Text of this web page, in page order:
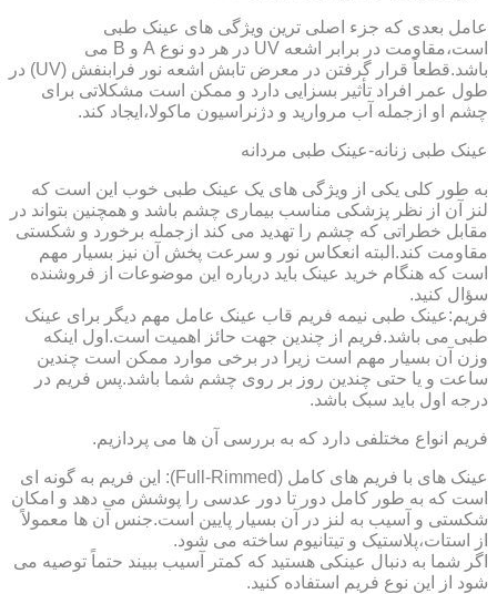
عامل بعدی که جزء اصلی ترین ویژگی های عینک طبی
است،مقاومت در برابر اشعه UV در هر دو نوع A و B می
باشد.قطعاً قرار گرفتن در معرض تابش اشعه نور فرابنفش (UV) در
طول عمر افراد تأثیر بسزایی دارد و ممکن است مشکلاتی برای
چشم او ازجمله آب مروارید و دژنراسیون ماکولا،ایجاد کند.
عینک طبی زنانه-عینک طبی مردانه
به طور کلی یکی از ویژگی های یک عینک طبی خوب این است که
لنز آن از نظر پزشکی مناسب بیماری چشم باشد و همچنین بتواند در
مقابل خطراتی که چشم را تهدید می کند ازجمله برخورد و شکستی
مقاومت کند.البته انعکاس نور و سرعت پخش آن نیز بسیار مهم
است که هنگام خرید عینک باید درباره این موضوعات از فروشنده
سؤال کنید.
فریم:عینک طبی نیمه فریم قاب عینک عامل مهم دیگر برای عینک
طبی می باشد.فریم از چندین جهت حائز اهمیت است.اول اینکه
وزن آن بسیار مهم است زیرا در برخی موارد ممکن است چندین
ساعت و یا حتی چندین روز بر روی چشم شما باشد.پس فریم در
درجه اول باید سبک باشد.
فریم انواع مختلفی دارد که به بررسی آن ها می پردازیم.
عینک های با فریم های کامل (Full-Rimmed): این فریم به گونه ای
است که به طور کامل دور تا دور عدسی را پوشش می دهد و امکان
شکستی و آسیب به لنز در آن بسیار پایین است.جنس آن ها معمولاً
از استات،پلاستیک و تیتانیوم ساخته می شود.
اگر شما به دنبال عینکی هستید که کمتر آسیب ببیند حتماً توصیه می
شود از این نوع فریم استفاده کنید.